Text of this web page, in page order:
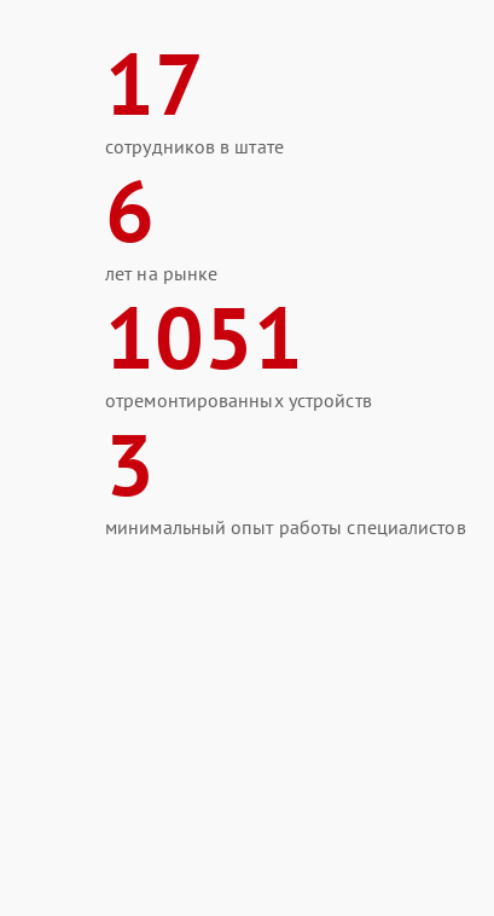
17
сотрудников в штате
6
лет на рынке
1051
отремонтированных устройств
3
минимальный опыт работы специалистов